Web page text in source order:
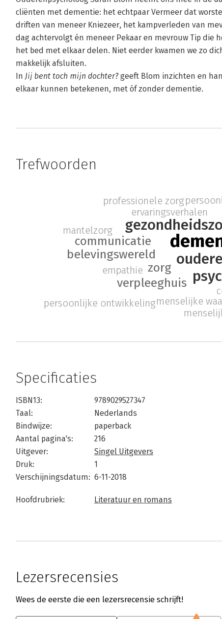
cliënten met dementie: het echtpaar Vermeer dat
driften van meneer Kniezeer, het kampverleden van
dag achtervolgt én meneer Pekaar en mevrouw Tip die
het bed met elkaar delen. Niet eerder kwamen we zo
makkelijk afsluiten.
In Jij bent toch mijn dochter? geeft Blom inzichten en
elkaar kunnen betekenen, met óf zonder dementie.
Trefwoorden
zorg
verpleeghuis
belevingswereld
communicatie
empathie
ervaringsverhalen
menselijke
professionele zorg
persoonlijke ontwikkeling
mantelzorg
Specificaties
ISBN13:
9789029527347
Taal:
Nederlands
Bindwijze:
paperback
Aantal pagina's:
216
Uitgever:
Singel Uitgevers
Druk:
1
Verschijningsdatum: 6-11-2018
Hoofdrubriek: Literatuur en romans
Lezersrecensies
Wees de eerste die een lezersrecensie schrijft!